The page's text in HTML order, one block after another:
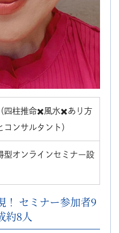
四柱推命✖️風水✖️あり方
コンサルタント）
型オンラインセミナー設
！ セミナー参加者9
約8人